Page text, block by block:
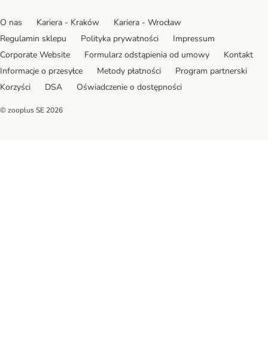
O nas Kariera - Kraków
Kariera - Wrocław
Regulamin sklepu
Polityka prywatności
Impressum
Corporate Website
Formularz odstąpienia od umowy
Kontakt
Informacje o przesyłce
Metody płatności
Program partnerski
Korzyści
DSA Oświadczenie o dostępności
© zooplus SE 2026